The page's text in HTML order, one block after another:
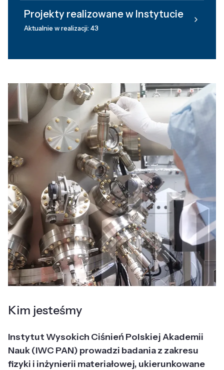
Projekty realizowane w Instytucie
Aktualnie w realizacji: 43
Kim jesteśmy
Instytut Wysokich Ciśnień Polskiej Akademii
Nauk (IWC PAN) prowadzi badania z zakresu
fizyki i inżynierii materiałowej, ukierunkowane